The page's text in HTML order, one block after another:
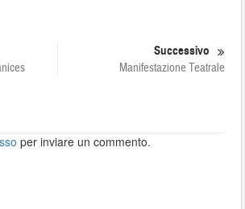
Successivo
Manifestazione Teatrale
per inviare un commento.